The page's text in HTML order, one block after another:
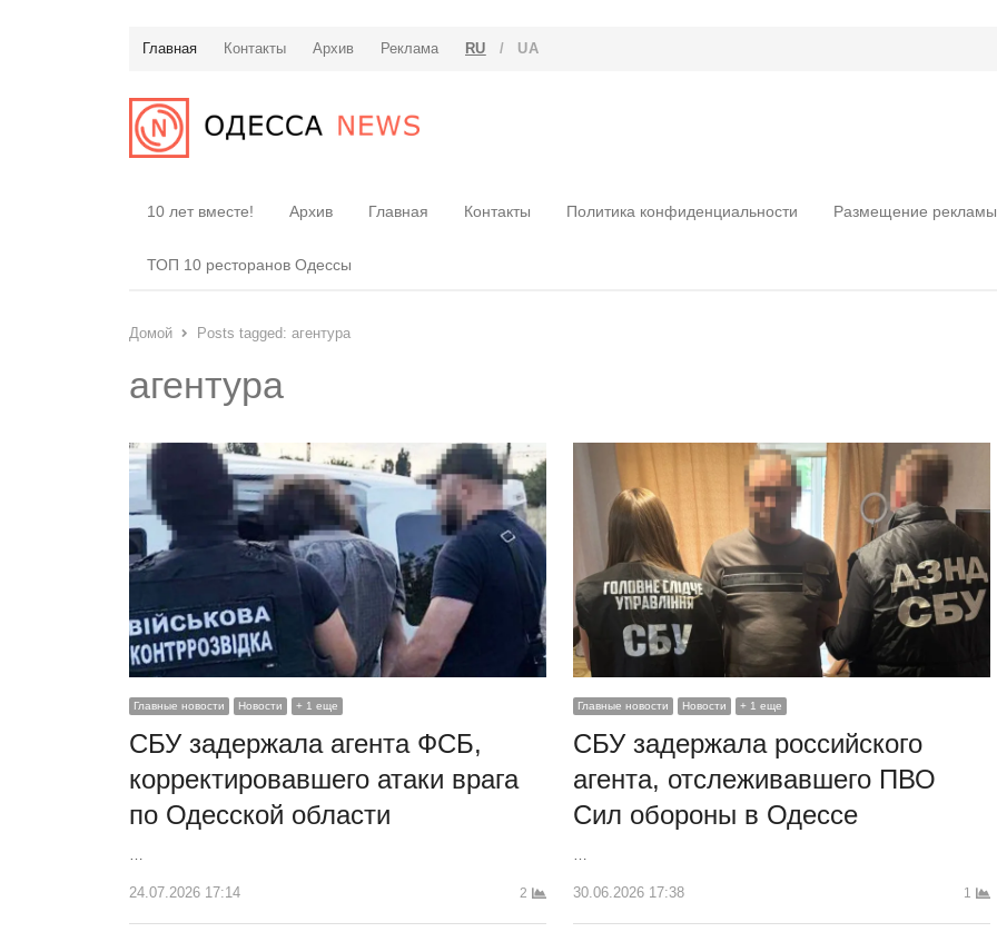
Главная Контакты Архив Реклама RU / UA
10 лет вместе! Архив Главная Контакты Политика конфиденциальности Размещение рекламы
ТОП 10 ресторанов Одессы
Домой Posts tagged: агентура
агентура
Главные новости Новости + 1 еще
СБУ задержала агента ФСБ,
корректировавшего атаки врага
по Одесской области
24.07.2026 17:14 2
Главные новости Новости + 1 еще
СБУ задержала российского
агента, отслеживавшего ПВО
Сил обороны в Одессе
30.06.2026 17:38 1